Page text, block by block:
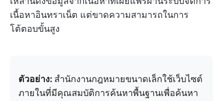
เนื้อหาอินทราเน็ต แต่ขาดความสามารถในการ
โต้ตอบขั้นสูง
ตัวอย่าง: สำนักงานกฎหมายขนาดเล็กใช้เว็บไซต์
ภายในที่มีคุณสมบัติการค้นหาพื้นฐานเพื่อค้นหา